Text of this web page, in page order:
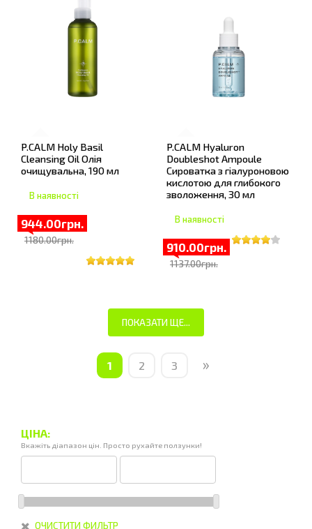
P.CALM Holy Basil
Cleansing Oil Олія
очищувальна, 190 мл
В наявності
944.00грн.
1180.00грн.
P.CALM Hyaluron
Doubleshot Ampoule
Сироватка з гіалуроновою
кислотою для глибокого
зволоження, 30 мл
В наявності
910.00грн.
1137.00грн.
ПОКАЗАТИ ЩЕ...
1 2 3 »
ЦІНА:
Вкажіть діапазон цін. Просто рухайте ползунки!
ОЧИСТИТИ ФИЛЬТР